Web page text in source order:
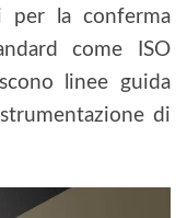
per la conferma
come ISO
linee guida
di